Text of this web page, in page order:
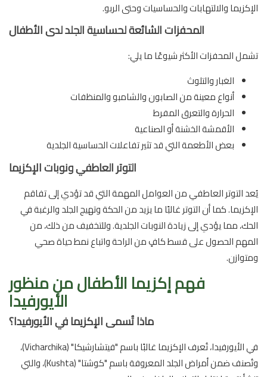
الإكزيما والالتهابات والحساسيات وحتى الربو.
المحفزات الشائعة لحساسية الجلد لدى الأطفال
تشمل المحفزات الأكثر شيوعًا ما يلي:
الغبار والتلوث
أنواع معينة من الصابون والشامبو والمنظفات
الحرارة والتعرق المفرط
الأقمشة الخشنة أو الصناعية
بعض الأطعمة التي قد تثير تفاعلات الحساسية الجلدية
التوتر العاطفي ونوبات الإكزيما
يُعد التوتر العاطفي من العوامل المهمة التي قد تؤدي إلى تفاقم
الإكزيما. كما أن التوتر غالبًا ما يزيد من الحكة وتهيج الجلد والرغبة في
الحك، مما يؤدي إلى زيادة النوبات الجلدية. وللتخفيف من ذلك، من
المهم الحصول على قسط كافٍ من الراحة واتباع نمط حياة صحي
ومتوازن.
فهم إكزيما الأطفال من منظور
الأيورفيدا
ماذا تُسمى الإكزيما في الأيورفيدا؟
في الأيورفيدا، تُعرف الإكزيما غالبًا باسم "فيتشارشيكا" (Vicharchika)،
وتُصنف ضمن أمراض الجلد المعروفة باسم "كوشتا" (Kushta)، والتي